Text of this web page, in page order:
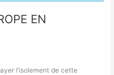
EN
l’isolement de cette